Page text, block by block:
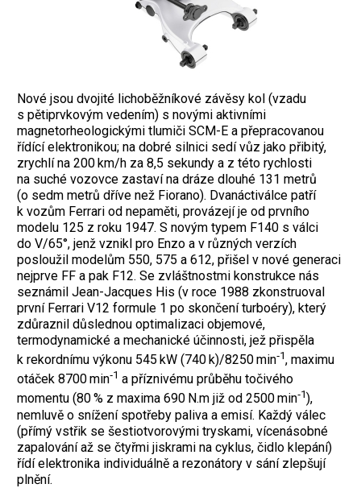
Nové jsou dvojité lichoběžníkové závěsy kol (vzadu
s pětiprvkovým vedením) s no­vými aktivními
magnetorheologickými tlumiči SCM-E a přepracovanou
řídící elektronikou; na dobré silnici sedí vůz jako přibitý,
zrychlí na 200 km/h za 8,5 sekundy a z této rychlosti
na suché vozovce zastaví na dráze dlouhé 131 metrů
(o sedm metrů dříve než Fiorano). Dvanáctiválce patří
k vozům Ferrari od nepaměti, provázejí je od prvního
modelu 125 z roku 1947. S novým typem F140 s válci
do V/65°, jenž vznikl pro Enzo a v různých verzích
posloužil modelům 550, 575 a 612, přišel v nové generaci
nejprve FF a pak F12. Se zvláštnostmi konstrukce nás
seznámil Jean-Jacques His (v roce 1988 zkonstruoval
první Ferrari V12 formule 1 po skončení ­turboéry), který
zdůraznil důslednou optimalizaci objemové,
termodynamické a mechanické účinnosti, jež přispěla
k rekordnímu výkonu 545 kW (740 k)/8250 min‑1, maximu
otáček 8700 min‑1 a příznivému průběhu ­točivého
momentu (80 % z maxima 690 N.m již od 2500 min‑1),
nemluvě o snížení spotřeby paliva a emisí. Každý válec
(přímý vstřik se šestiotvorovými tryskami, vícenásobné
zapalování až se čtyřmi jisk­rami na cyklus, čidlo klepání)
řídí elektronika individuálně a rezonátory v sání zlepšují
plnění.